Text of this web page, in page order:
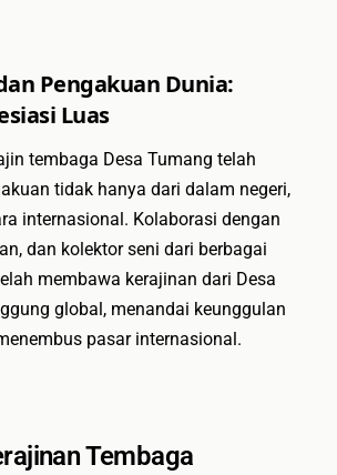
Pengakuan Dunia:
Luas
tembaga Desa Tumang telah
tidak hanya dari dalam negeri,
internasional. Kolaborasi dengan
dan kolektor seni dari berbagai
membawa kerajinan dari Desa
global, menandai keunggulan
pasar internasional.
Tembaga